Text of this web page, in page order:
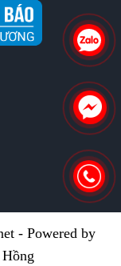
- Powered by